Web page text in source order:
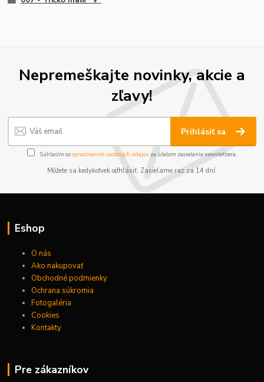
Nepremeškajte novinky, akcie a
zľavy!
Prihlásiť sa
Súhlasím sospracovaním osobných údajov za účelom zasielania newslettera.
Môžete sa kedykoľvek odhlásiť. Zasielame raz za 14 dní.
Eshop
O nás
Ako nakupovať
Obchodné podmienky
Ochrana súkromia
Fotogaléria
Cookies
Kontakty
Pre zákazníkov